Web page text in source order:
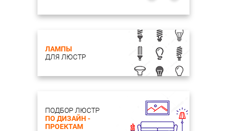
ЛАМПЫ
ДЛЯ ЛЮСТР
ПОДБОР ЛЮСТР
ПО ДИЗАЙН -
ПРОЕКТАМ